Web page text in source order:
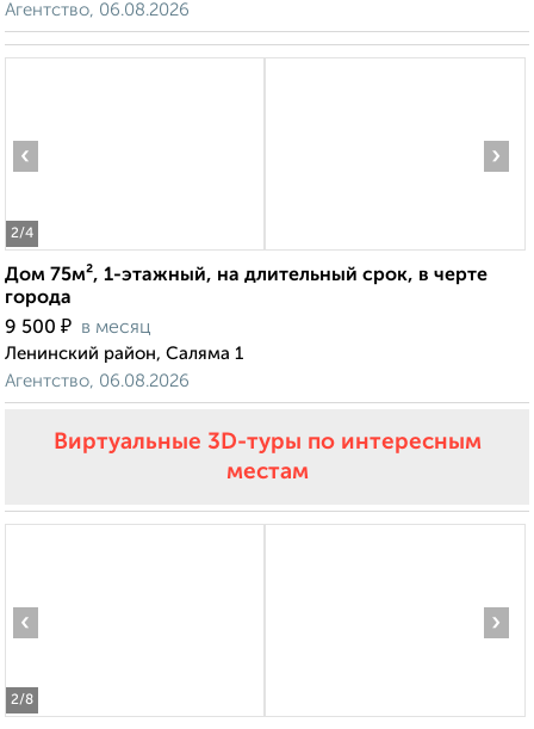
Агентство, 06.08.2026
2/4
‹ ›
Дом 75м², 1-этажный, на длительный срок, в черте
города
9 500 ₽ в месяц
Ленинский район, Саляма 1
Агентство, 06.08.2026
Виртуальные 3D-туры по интересным
местам
2/8
‹ ›